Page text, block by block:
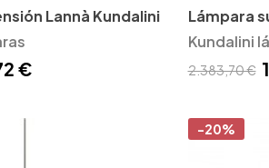
Lannà Kundalini
€
Lámpara
Kundalini
2.383,70 €
-20%